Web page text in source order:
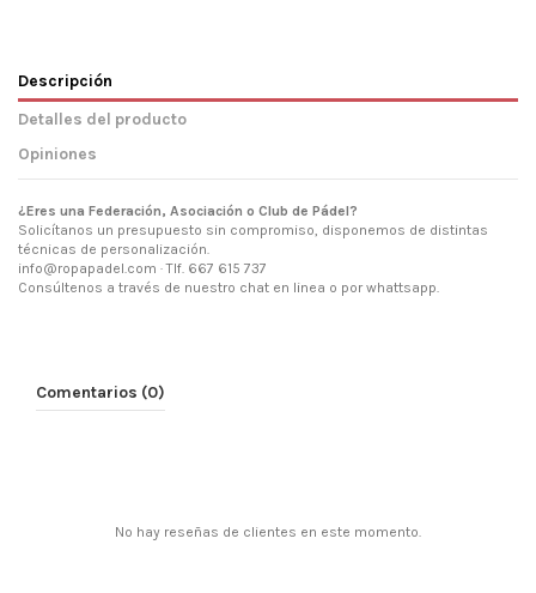
Descripción
Detalles del producto
Opiniones
¿Eres una Federación, Asociación o Club de Pádel?
Solicítanos un presupuesto sin compromiso, disponemos de distintas
técnicas de personalización.
info@ropapadel.com · Tlf. 667 615 737
Consúltenos a través de nuestro chat en linea o por whattsapp.
Comentarios (0)
No hay reseñas de clientes en este momento.